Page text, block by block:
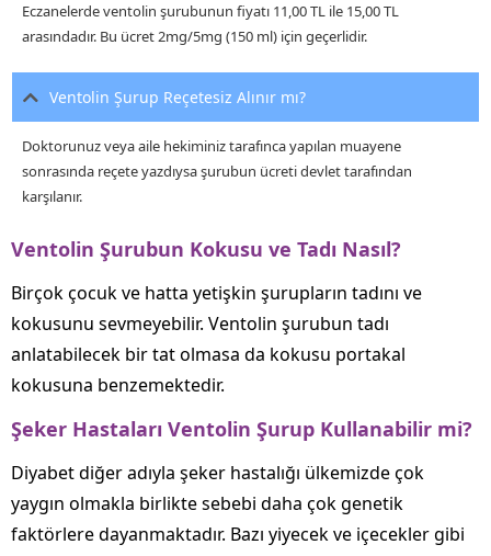
Eczanelerde ventolin şurubunun fiyatı 11,00 TL ile 15,00 TL
arasındadır. Bu ücret 2mg/5mg (150 ml) için geçerlidir.
Ventolin Şurup Reçetesiz Alınır mı?
Doktorunuz veya aile hekiminiz tarafınca yapılan muayene
sonrasında reçete yazdıysa şurubun ücreti devlet tarafından
karşılanır.
Ventolin Şurubun Kokusu ve Tadı Nasıl?
Birçok çocuk ve hatta yetişkin şurupların tadını ve
kokusunu sevmeyebilir. Ventolin şurubun tadı
anlatabilecek bir tat olmasa da kokusu portakal
kokusuna benzemektedir.
Şeker Hastaları Ventolin Şurup Kullanabilir mi?
Diyabet diğer adıyla şeker hastalığı ülkemizde çok
yaygın olmakla birlikte sebebi daha çok genetik
faktörlere dayanmaktadır. Bazı yiyecek ve içecekler gibi